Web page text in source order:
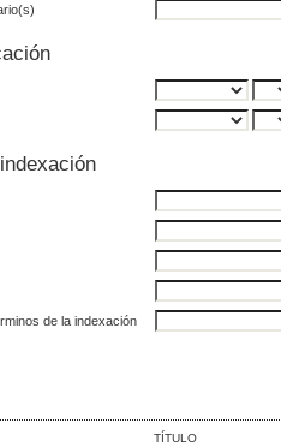
de la indexación
TÍTULO